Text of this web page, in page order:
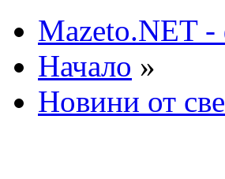
Mazeto.NET -
Начало »
Новини от